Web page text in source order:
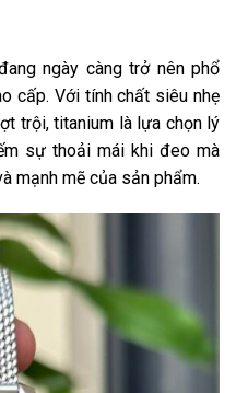
ngày càng trở nên phổ
cấp. Với tính chất siêu nhẹ
trội, titanium là lựa chọn lý
sự thoải mái khi đeo mà
mạnh mẽ của sản phẩm.